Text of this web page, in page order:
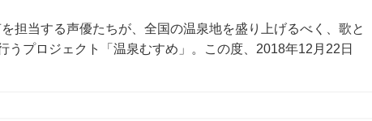
担当する声優たちが、全国の温泉地を盛り上げるべく、歌と
うプロジェクト「温泉むすめ」。この度、2018年12月22日